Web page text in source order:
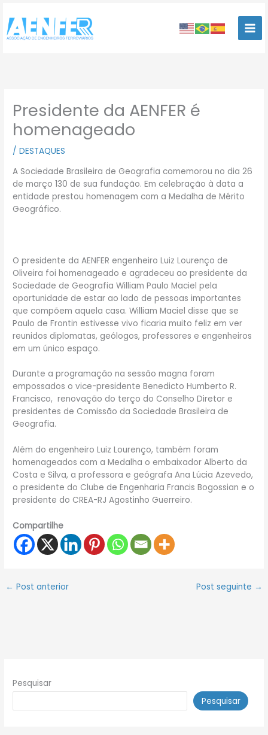
para
conteúdo
Presidente da AENFER é
homenageado
/DESTAQUES
A Sociedade Brasileira de Geografia comemorou no dia 26
de março 130 de sua fundação. Em celebração à data a
entidade prestou homenagem com a Medalha de Mérito
Geográfico.
O presidente da AENFER engenheiro Luiz Lourenço de
Oliveira foi homenageado e agradeceu ao presidente da
Sociedade de Geografia William Paulo Maciel pela
oportunidade de estar ao lado de pessoas importantes
que compõem aquela casa. William Maciel disse que se
Paulo de Frontin estivesse vivo ficaria muito feliz em ver
reunidos diplomatas, geólogos, professores e engenheiros
em um único espaço.
Durante a programação na sessão magna foram
empossados o vice-presidente Benedicto Humberto R.
Francisco, renovação do terço do Conselho Diretor e
presidentes de Comissão da Sociedade Brasileira de
Geografia.
Além do engenheiro Luiz Lourenço, também foram
homenageados com a Medalha o embaixador Alberto da
Costa e Silva, a professora e geógrafa Ana Lúcia Azevedo,
o presidente do Clube de Engenharia Francis Bogossian e o
presidente do CREA-RJ Agostinho Guerreiro.
Compartilhe
← Post anterior Post seguinte →
Pesquisar
Pesquisar